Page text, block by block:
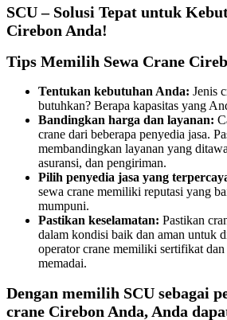
SCU – Solusi Tepat untuk
Cirebon Anda!
Tips Memilih Sewa Crane
Tentukan kebutuhan Anda: Jenis
butuhkan? Berapa kapasitas yang
Bandingkan harga dan layanan:
crane dari beberapa penyedia jasa.
membandingkan layanan yang
asuransi, dan pengiriman.
Pilih penyedia jasa yang
sewa crane memiliki reputasi yang
mumpuni.
Pastikan keselamatan: Pastikan
dalam kondisi baik dan aman untuk
operator crane memiliki sertifikat
memadai.
Dengan memilih SCU sebagai
crane Cirebon Anda, Anda